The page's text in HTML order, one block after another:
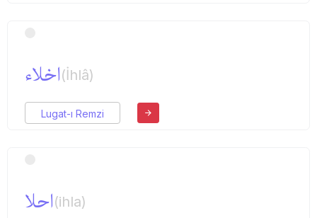
اخلاء(İhlâ)
Lugat-ı Remzi
احلا(ihla)